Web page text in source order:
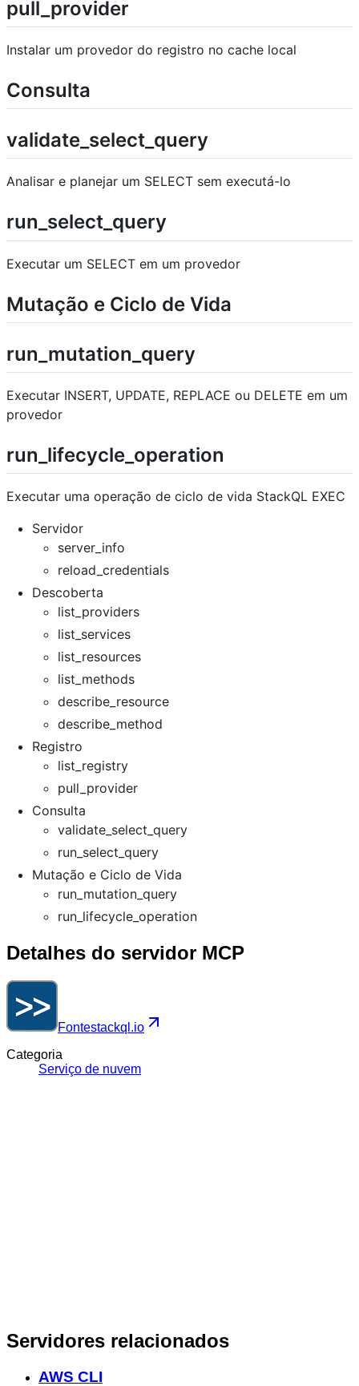
pull_provider
Instalar um provedor do registro no cache local
Consulta
validate_select_query
Analisar e planejar um SELECT sem executá-lo
run_select_query
Executar um SELECT em um provedor
Mutação e Ciclo de Vida
run_mutation_query
Executar INSERT, UPDATE, REPLACE ou DELETE em um
provedor
run_lifecycle_operation
Executar uma operação de ciclo de vida StackQL EXEC
Servidor
server_info
reload_credentials
Descoberta
list_providers
list_services
list_resources
list_methods
describe_resource
describe_method
Registro
list_registry
pull_provider
Consulta
validate_select_query
run_select_query
Mutação e Ciclo de Vida
run_mutation_query
run_lifecycle_operation
Detalhes do servidor MCP
Fontestackql.io
Categoria
Serviço de nuvem
Servidores relacionados
AWS CLI